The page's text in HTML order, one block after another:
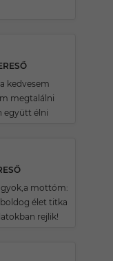
kedvesem
megtalálni
együtt élni
mottóm:
élet titka
rejlik!